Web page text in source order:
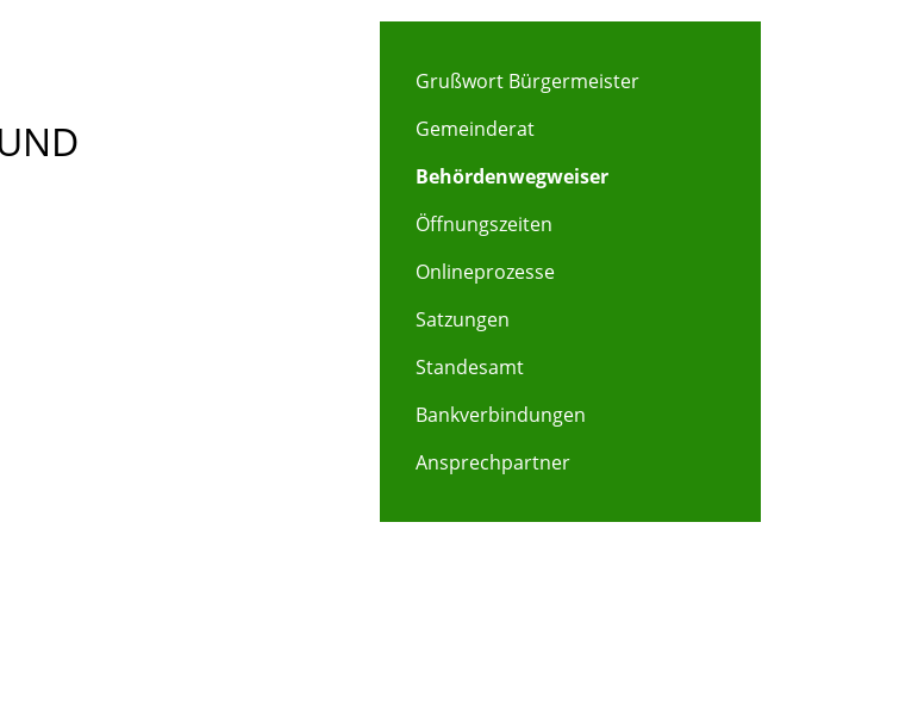
Grußwort Bürgermeister
Gemeinderat
Behördenwegweiser
Öffnungszeiten
Onlineprozesse
Satzungen
Standesamt
Bankverbindungen
Ansprechpartner